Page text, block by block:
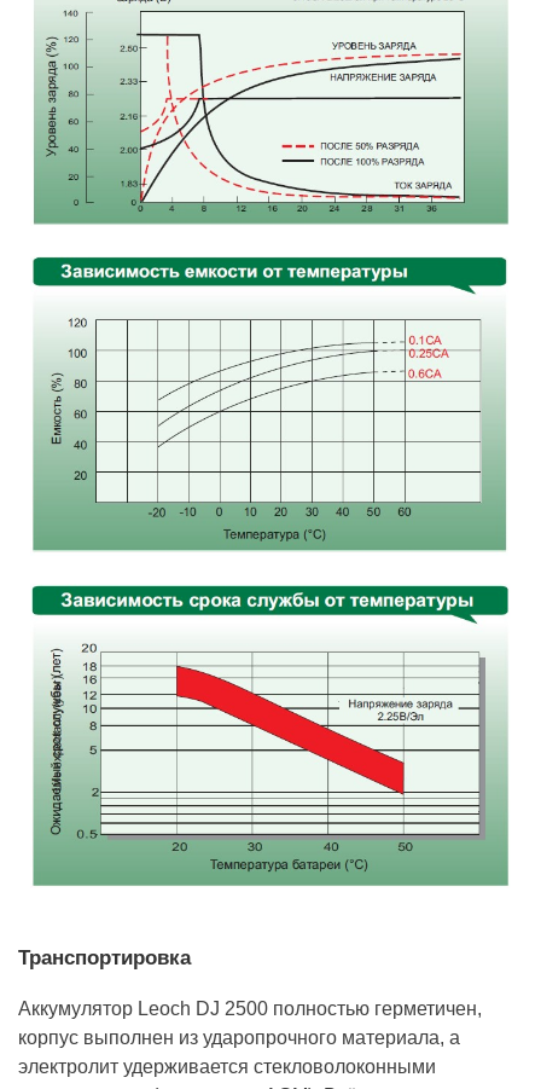
Транспортировка
Аккумулятор Leoch DJ 2500 полностью герметичен,
корпус выполнен из ударопрочного материала, а
электролит удерживается стекловолоконными